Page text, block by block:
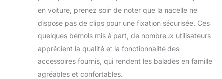
réduisant Dri-seat
et ceintures de
assurent une
sécurité maximale.
Le faible poids et la
en voiture, prenez soin de noter que la nacelle ne
dispose pas de clips pour une fixation sécurisée. Ces
quelques bémols mis à part, de nombreux utilisateurs
apprécient la qualité et la fonctionnalité des
accessoires fournis, qui rendent les balades en famille
agréables et confortables.